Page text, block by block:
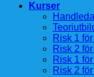
Kurser
Risk 1 för
Risk 2 för
Risk 1
Risk 2